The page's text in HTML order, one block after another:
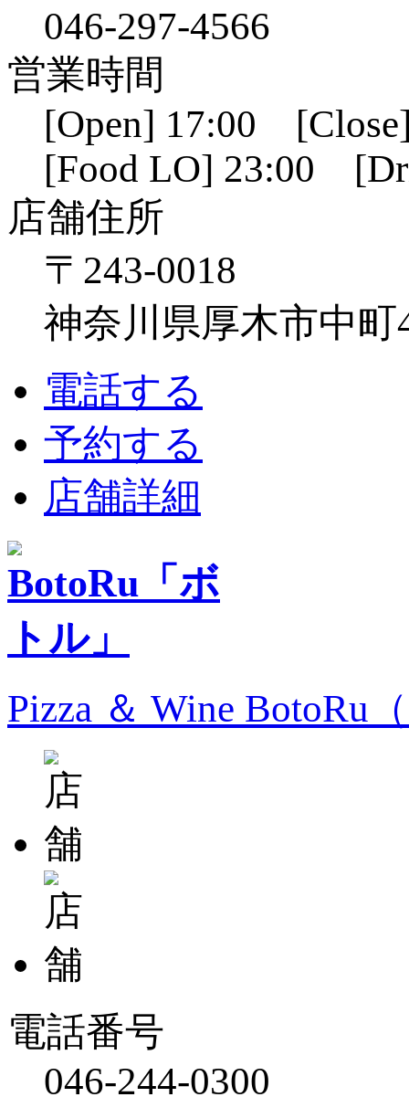
046-297-4566
営業時間
[Open] 17:00
[Food LO] 23:00
店舗住所
〒243-0018
神奈川県厚木市中町
電話する
予約する
店舗詳細
Pizza ＆ Wine BotoRu
電話番号
046-244-0300